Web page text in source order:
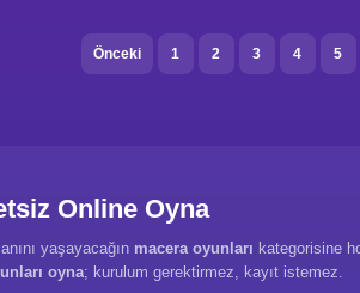
Önceki 1 2 3 4 5
Online Oyna
yaşayacağın macera oyunları kategorisine
oyna; kurulum gerektirmez, kayıt istemez.